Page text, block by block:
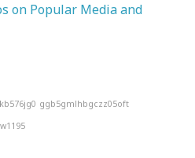
on Popular Media and
ggb5gmlhbgczz05oft